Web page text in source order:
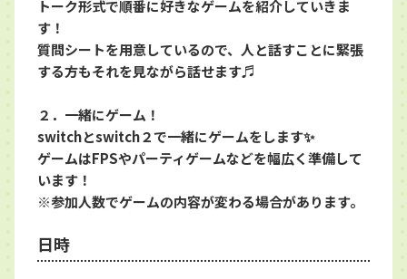
トーク形式で順番に好きなゲームを紹介していきま
す！
質問シートを用意しているので、人と話すことに緊張
する方もそれを見ながら話せます♬
２．一緒にゲーム！
switchとswitch２で一緒にゲームをします✨
ゲームはFPSやパーティゲームなどを幅広く準備して
います！
※参加人数でゲームの内容が変わる場合があります。
日時